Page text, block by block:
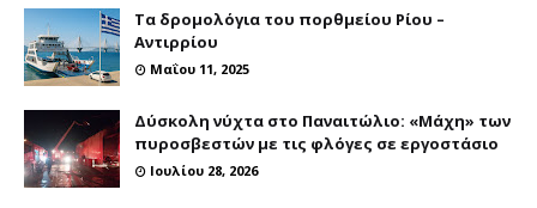
Τα δρομολόγια του πορθμείου Ρίου –
Αντιρρίου
Μαΐου 11, 2025
Δύσκολη νύχτα στο Παναιτώλιο: «Μάχη» των
πυροσβεστών με τις φλόγες σε εργοστάσιο
Ιουλίου 28, 2026